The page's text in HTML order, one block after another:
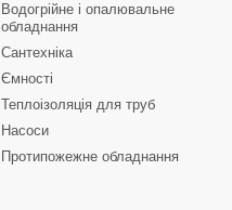
Водогрійне і опалювальне
обладнання
Сантехніка
Ємності
Теплоізоляція для труб
Насоси
Протипожежне обладнання